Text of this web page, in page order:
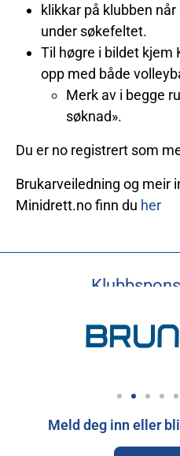
klikkar på klubben
under søkefeltet.
Til høgre i bildet kjem
opp med både
Merk av i begge
søknad».
Du er no registrert som
Brukarveiledning og meir
Minidrett.no finn du her
Meld deg inn eller